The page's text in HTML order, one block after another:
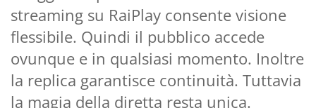
streaming su RaiPlay consente visione
flessibile. Quindi il pubblico accede
ovunque e in qualsiasi momento. Inoltre
la replica garantisce continuità. Tuttavia
la magia della diretta resta unica.